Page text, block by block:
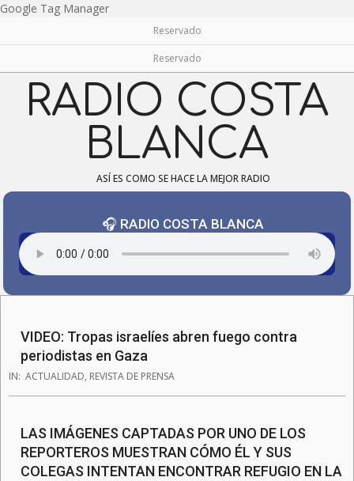
Google Tag ManagerSkip
content
Reservado
Reservado
RADIO COSTA
BLANCA
ASÍ ES COMO SE HACE LA MEJOR RADIO
🎧 RADIO COSTA BLANCA
VIDEO: Tropas israelíes abren fuego contra
periodistas en Gaza
IN: ACTUALIDAD, REVISTA DE PRENSA
LAS IMÁGENES CAPTADAS POR UNO DE LOS
REPORTEROS MUESTRAN CÓMO ÉL Y SUS
COLEGAS INTENTAN ENCONTRAR REFUGIO EN LA